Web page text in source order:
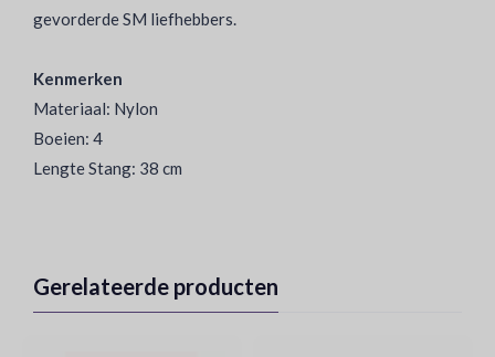
gevorderde SM liefhebbers.
Kenmerken
Materiaal: Nylon
Boeien: 4
Lengte Stang: 38 cm
Gerelateerde producten